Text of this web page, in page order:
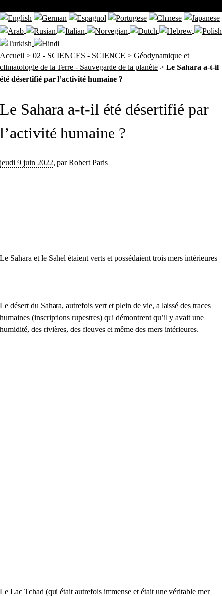
Accueil > 02 - SCIENCES - SCIENCE > Géodynamique et
climatologie de la Terre - Sauvegarde de la planète > Le Sahara a-t-il
été désertifié par l’activité humaine ?
Le Sahara a-t-il été désertifié par
l’activité humaine ?
jeudi 9 juin 2022, parRobert Paris
Le Sahara et le Sahel étaient verts et possédaient trois mers intérieures
Le désert du Sahara, autrefois vert et plein de vie, a laissé des traces
humaines (inscriptions rupestres) qui démontrent qu’il y avait une
humidité, des rivières, des fleuves et même des mers intérieures.
Le Lac Tchad (qui était autrefois immense et était une véritable mer